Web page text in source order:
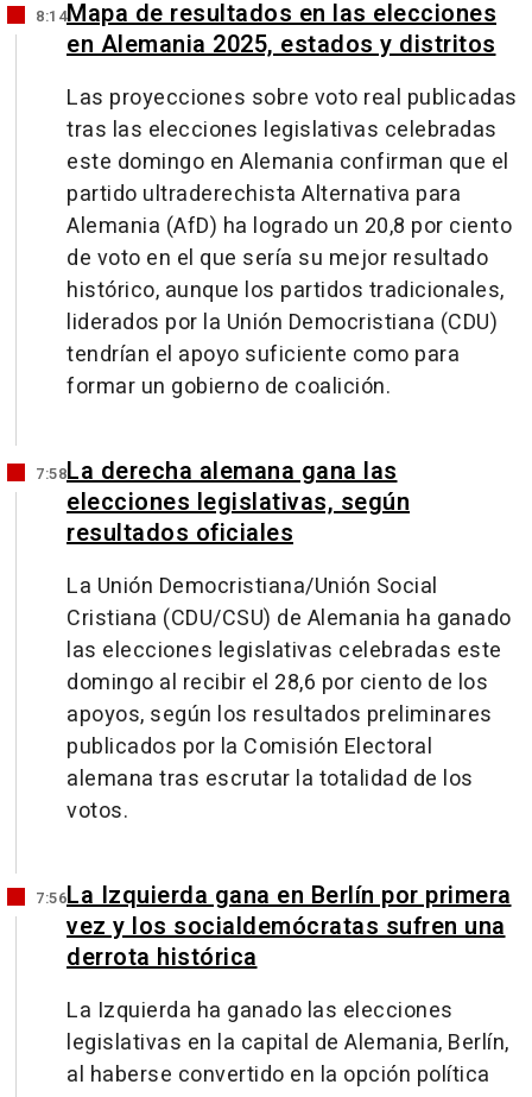
8:14Mapa de resultados en las elecciones
en Alemania 2025, estados y distritos
Las proyecciones sobre voto real publicadas
tras las elecciones legislativas celebradas
este domingo en Alemania confirman que el
partido ultraderechista Alternativa para
Alemania (AfD) ha logrado un 20,8 por ciento
de voto en el que sería su mejor resultado
histórico, aunque los partidos tradicionales,
liderados por la Unión Democristiana (CDU)
tendrían el apoyo suficiente como para
formar un gobierno de coalición.
7:58La derecha alemana gana las
elecciones legislativas, según
resultados oficiales
La Unión Democristiana/Unión Social
Cristiana (CDU/CSU) de Alemania ha ganado
las elecciones legislativas celebradas este
domingo al recibir el 28,6 por ciento de los
apoyos, según los resultados preliminares
publicados por la Comisión Electoral
alemana tras escrutar la totalidad de los
votos.
7:56La Izquierda gana en Berlín por primera
vez y los socialdemócratas sufren una
derrota histórica
La Izquierda ha ganado las elecciones
legislativas en la capital de Alemania, Berlín,
al haberse convertido en la opción política